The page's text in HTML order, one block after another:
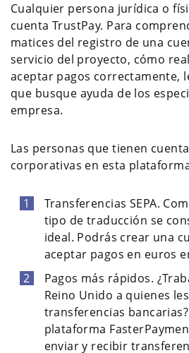
Cualquier persona jurídica o
cuenta TrustPay. Para
matices del registro de una
servicio del proyecto, cómo
aceptar pagos correctamente,
que busque ayuda de los
empresa.
Las personas que tienen
corporativas en esta
Transferencias SEPA.
tipo de traducción se
ideal. Podrás crear una
aceptar pagos en euros
Pagos más rápidos.
Reino Unido a quienes
transferencias
plataforma
enviar y recibir